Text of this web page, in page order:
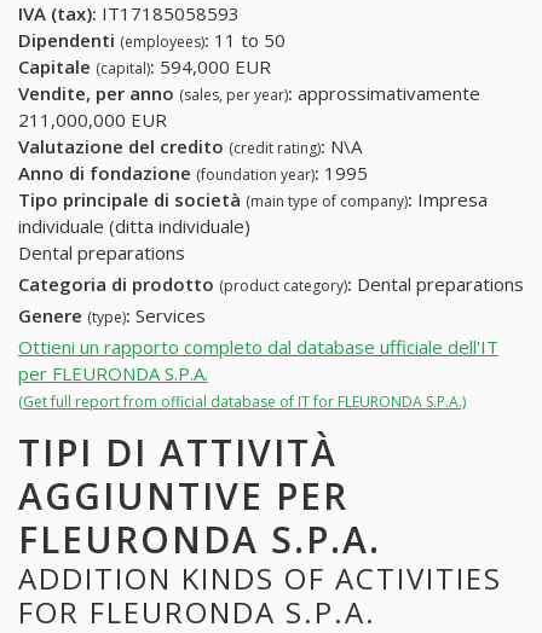
IVA (tax): IT17185058593
Dipendenti (employees): 11 to 50
Capitale (capital): 594,000 EUR
Vendite, per anno (sales, per year): approssimativamente
211,000,000 EUR
Valutazione del credito (credit rating): N\A
Anno di fondazione (foundation year): 1995
Tipo principale di società (main type of company): Impresa
individuale (ditta individuale)
Dental preparations
Categoria di prodotto (product category): Dental preparations
Genere (type): Services
Ottieni un rapporto completo dal database ufficiale dell'IT
per FLEURONDA S.P.A.
(Get full report from official database of IT for FLEURONDA S.P.A.)
TIPI DI ATTIVITÀ
AGGIUNTIVE PER
FLEURONDA S.P.A.
ADDITION KINDS OF ACTIVITIES
FOR FLEURONDA S.P.A.